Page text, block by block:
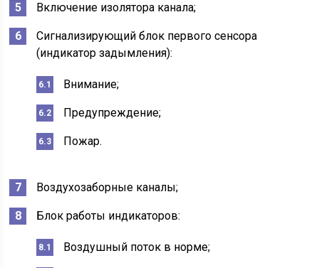
Включение изолятора канала;
Сигнализирующий блок первого сенсора
(индикатор задымления):
Внимание;
Предупреждение;
Пожар.
Воздухозаборные каналы;
Блок работы индикаторов:
Воздушный поток в норме;